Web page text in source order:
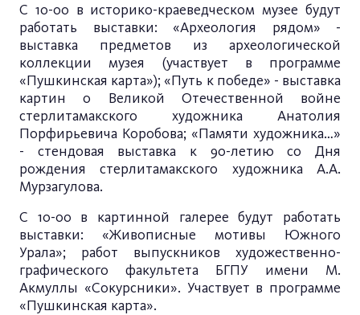
С 10-00 в историко-краеведческом музее будут
работать выставки: «Археология рядом» -
выставка предметов из археологической
коллекции музея (участвует в программе
«Пушкинская карта»); «Путь к победе» - выставка
картин о Великой Отечественной войне
стерлитамакского художника Анатолия
Порфирьевича Коробова; «Памяти художника…»
- стендовая выставка к 90-летию со Дня
рождения стерлитамакского художника А.А.
Мурзагулова.
С 10-00 в картинной галерее будут работать
выставки: «Живописные мотивы Южного
Урала»; работ выпускников художественно-
графического факультета БГПУ имени М.
Акмуллы «Сокурсники». Участвует в программе
«Пушкинская карта».